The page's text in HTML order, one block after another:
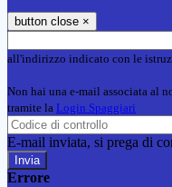
button close ×
all'indirizzo indicato con le
Non hai una e-mail associata al
tramite la Login Spaggiari
E-mail inviata, si prega di
Errore